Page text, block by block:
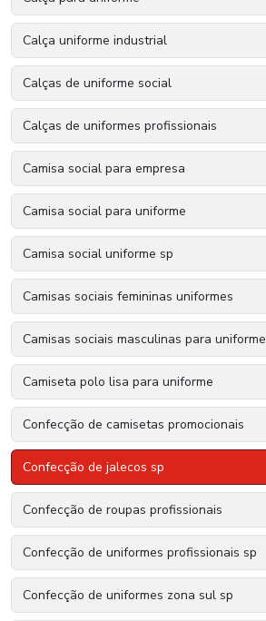
Calça uniforme industrial
Calças de uniforme social
Calças de uniformes profissionais
Camisa social para empresa
Camisa social para uniforme
Camisa social uniforme sp
Camisas sociais femininas uniformes
Camisas sociais masculinas para uniforme
Camiseta polo lisa para uniforme
Confecção de camisetas promocionais
Confecção de jalecos sp
Confecção de roupas profissionais
Confecção de uniformes profissionais sp
Confecção de uniformes zona sul sp